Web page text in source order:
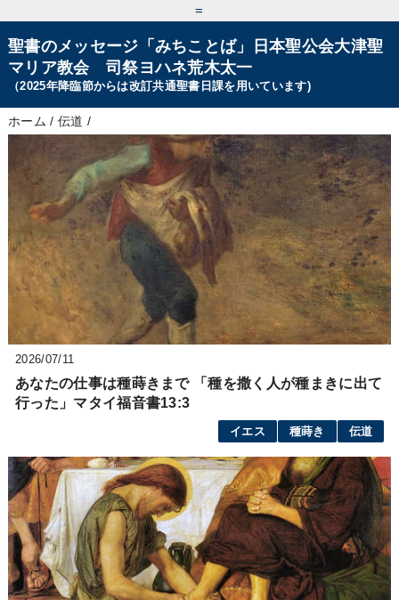
=
聖書のメッセージ「みちことば」日本聖公会大津聖
マリア教会 司祭ヨハネ荒木太一
（2025年降臨節からは改訂共通聖書日課を用いています)
ホーム / 伝道 /
2026/07/11
あなたの仕事は種蒔きまで 「種を撒く人が種まきに出て
行った」マタイ福音書13:3
イエス 種蒔き 伝道